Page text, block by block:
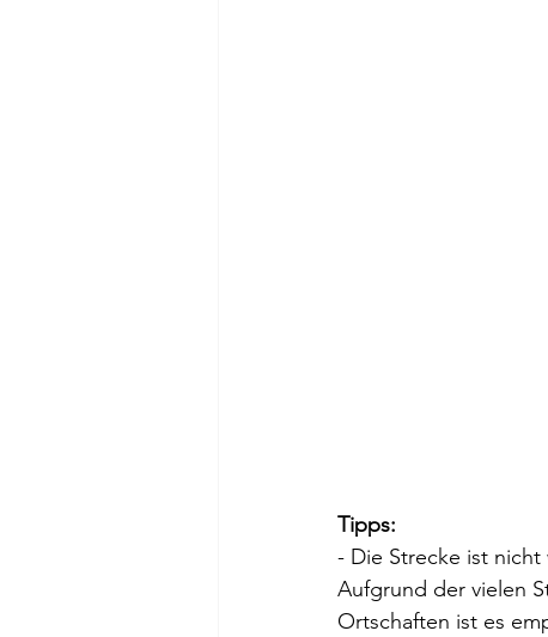
Tipps:
- Die Strecke ist
Aufgrund der vielen
Ortschaften ist es